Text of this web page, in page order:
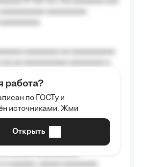
aaa aaaaaaaaa, a aaa
a aaaaaaaaaa, aaaaaa
aaaaaa
aaaaa aaaaaaaaaa
работа?
по ГОСТу и
источниками. Жми
Открыть